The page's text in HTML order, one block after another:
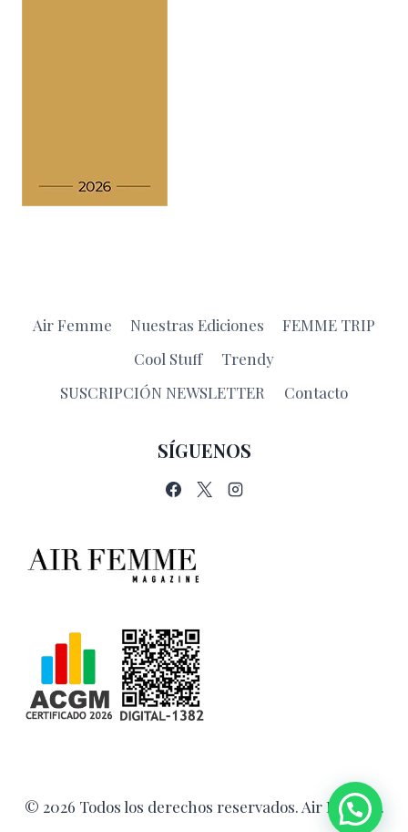
Air Femme Nuestras Ediciones
FEMME TRIP
Cool Stuff
Trendy
SUSCRIPCIÓN NEWSLETTER
Contacto
SÍGUENOS
© 2026 Todos los derechos reservados. Air Femme.